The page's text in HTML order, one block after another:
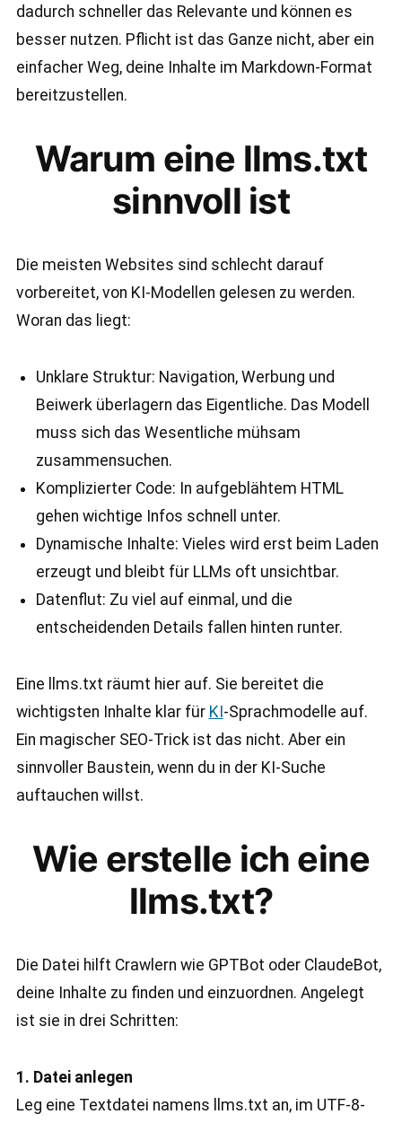
dadurch schneller das Relevante und können es
besser nutzen. Pflicht ist das Ganze nicht, aber ein
einfacher Weg, deine Inhalte im Markdown-Format
bereitzustellen.
Warum eine llms.txt
sinnvoll ist
Die meisten Websites sind schlecht darauf
vorbereitet, von KI-Modellen gelesen zu werden.
Woran das liegt:
Unklare Struktur: Navigation, Werbung und
Beiwerk überlagern das Eigentliche. Das Modell
muss sich das Wesentliche mühsam
zusammensuchen.
Komplizierter Code: In aufgeblähtem HTML
gehen wichtige Infos schnell unter.
Dynamische Inhalte: Vieles wird erst beim Laden
erzeugt und bleibt für LLMs oft unsichtbar.
Datenflut: Zu viel auf einmal, und die
entscheidenden Details fallen hinten runter.
Eine llms.txt räumt hier auf. Sie bereitet die
wichtigsten Inhalte klar für KI -Sprachmodelle auf.
Ein magischer SEO-Trick ist das nicht. Aber ein
sinnvoller Baustein, wenn du in der KI-Suche
auftauchen willst.
Wie erstelle ich eine
llms.txt?
Die Datei hilft Crawlern wie GPTBot oder ClaudeBot,
deine Inhalte zu finden und einzuordnen. Angelegt
ist sie in drei Schritten:
1. Datei anlegen
Leg eine Textdatei namens llms.txt an, im UTF-8-